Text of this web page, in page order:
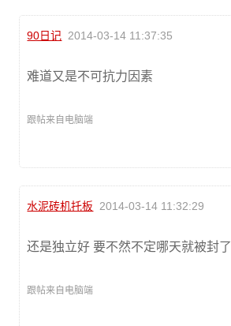
90日记 2014-03-14 11:37:35
难道又是不可抗力因素
跟帖来自电脑端
水泥砖机托板 2014-03-14 11:32:29
还是独立好 要不然不定哪天就被封了
跟帖来自电脑端